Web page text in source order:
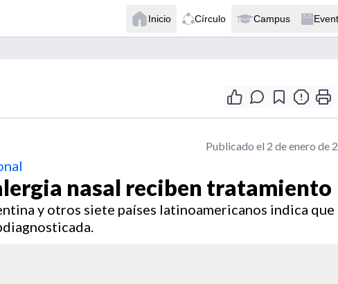
Inicio Círculo Campus
Publicado el 2 de enero de
nasal reciben tratamiento
y otros siete países latinoamericanos indica que